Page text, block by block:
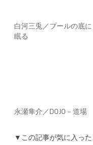
白河三兎／プールの底に
眠る
永瀬隼介／DOJO－道場
▼この記事が気に入った